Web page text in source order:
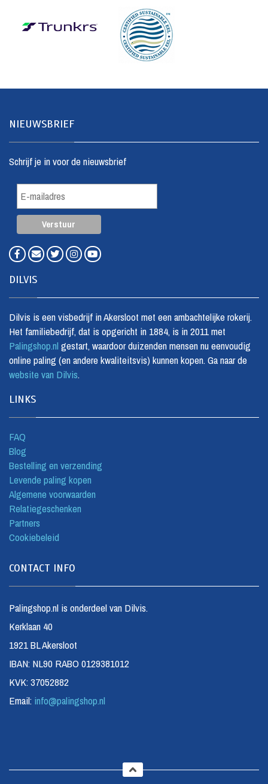
NIEUWSBRIEF
Schrijf je in voor de nieuwsbrief
DILVIS
Dilvis is een visbedrijf in Akersloot met een ambachtelijke rokerij.
Het familiebedrijf, dat is opgericht in 1884, is in 2011 met
Palingshop.nl gestart, waardoor duizenden mensen nu eenvoudig
online paling (en andere kwaliteitsvis) kunnen kopen. Ga naar de
website van Dilvis.
LINKS
FAQ
Blog
Bestelling en verzending
Levende paling kopen
Algemene voorwaarden
Relatiegeschenken
Partners
Cookiebeleid
CONTACT INFO
Palingshop.nl is onderdeel van Dilvis.
Kerklaan 40
1921 BL Akersloot
IBAN: NL90 RABO 0129381012
KVK: 37052882
Email: info@palingshop.nl